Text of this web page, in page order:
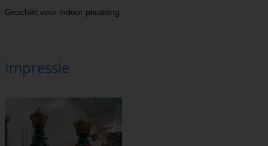
Geschikt voor indoor plaatsing
Impressie